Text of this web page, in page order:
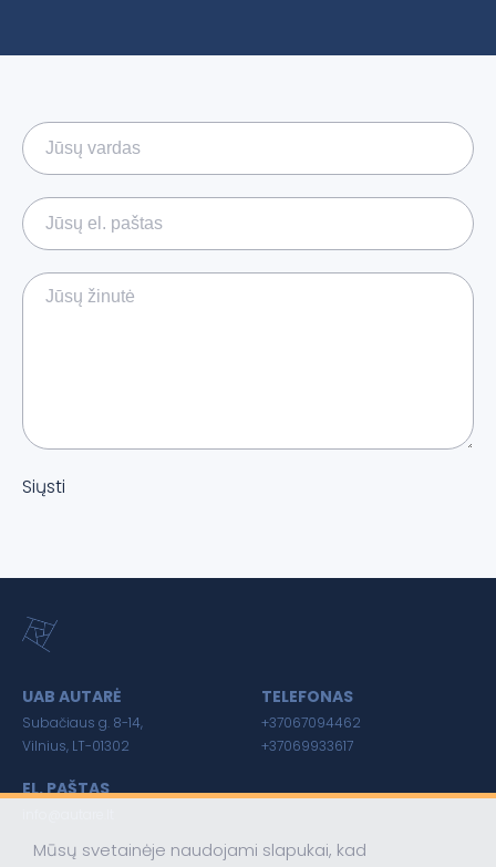
Siųsti
UAB AUTARĖ
Subačiaus g. 8-14,
Vilnius, LT-01302
TELEFONAS
+37067094462
+37069933617
EL. PAŠTAS
Mūsų svetainėje naudojami slapukai, kad